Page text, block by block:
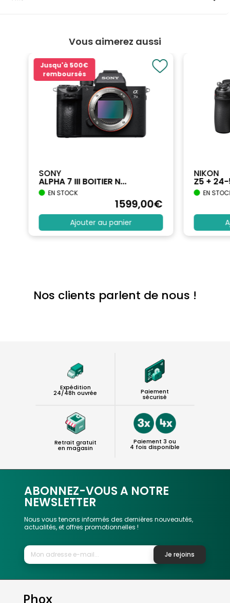
Vous aimerez aussi
Jusqu'à 500€
remboursés
SONY
ALPHA 7 III BOITIER N...
EN STOCK
1599,00€
Ajouter au panier
NIKON
Z5 +
EN
Nos clients parlent de nous !
Expédition
24/48h ouvrée Paiement
sécurisé
Retrait gratuit
en magasin
Paiement 3 ou
4 fois disponible
ABONNEZ-VOUS A NOTRE
NEWSLETTER
Nous vous tenons informés des dernières nouveautés,
actualités, et offres promotionnelles !
Je rejoins
Phox